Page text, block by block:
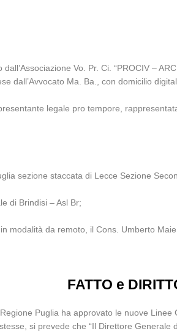
Vo. Pr. Ci. “PROCIV –
dall’Avvocato Ma. Ba., con domicilio
legale pro tempore,
sezione staccata di Lecce Sezione
di Brindisi – Asl Br;
modalità da remoto, il Cons. Umberto
FATTO e
Puglia ha approvato le nuove
si prevede che “Il Direttore